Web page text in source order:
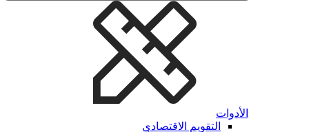
الأدوات
التقويم الاقتصادي